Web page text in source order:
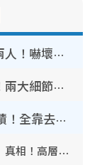
簡淑兒染金毛剪短頭髮氣質判若兩人！嚇壞老公麥大力都認唔出：「你做咩事？」
湯洛雯傳終於有好消息造人成功！兩大細節曝孕味極濃惹猜測：大肚婆先會咁！
五索親揭10年前負債人生逆襲奇蹟！全靠去一地方轉運後即遇上馬先生
林芊妤親解12年前「殘廁Gathering」真相！高層解約一句話重創尊嚴至今拒返TVB